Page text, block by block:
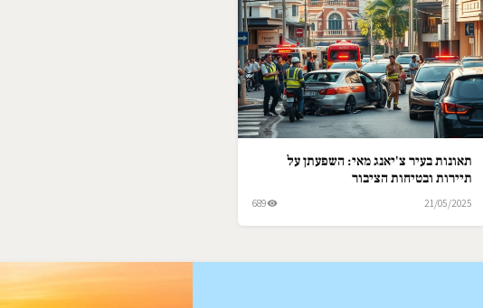
תאונות בעיר צ'יאנג מאי: השפעתן על
תיירות ובטיחות הציבור
21/05/2025
689